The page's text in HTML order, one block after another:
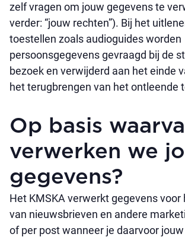
zelf vragen om jouw gegevens te
verder: “jouw rechten”). Bij het
toestellen zoals audioguides worden
persoonsgegevens gevraagd bij de
bezoek en verwijderd aan het einde
het terugbrengen van het ontleende
Op basis
verwerken we
gegevens?
Het KMSKA verwerkt gegevens voor
van nieuwsbrieven en andere
of per post wanneer je daarvoor